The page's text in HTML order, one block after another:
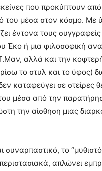
που προκύπτουν
του μέσα στον κόσμο. Με
έντονα τους
Έκο ή μια φιλοσοφική
αλλά και την
το στυλ και το ύφος)
καταφεύγει σε στείρες
μέσα από την
την αίσθηση μιας
το
απλώνει